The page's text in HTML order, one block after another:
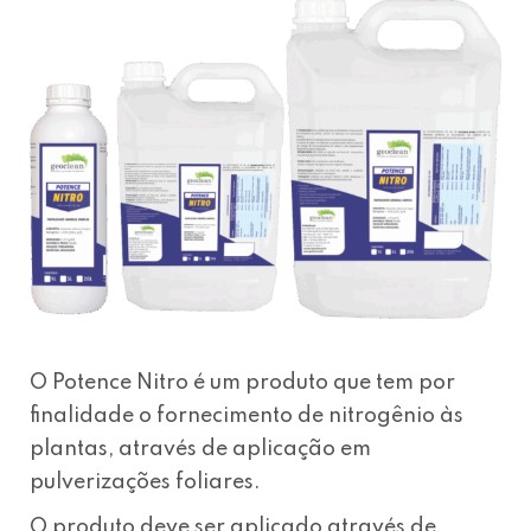
O Potence Nitro é um produto que tem por
finalidade o fornecimento de nitrogênio às
plantas, através de aplicação em
pulverizações foliares.